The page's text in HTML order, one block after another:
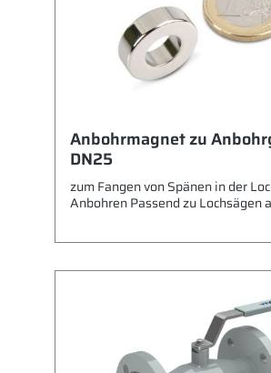
Anbohrmagnet zu
DN25
zum Fangen von Spänen in der
Anbohren Passend zu Lochsägen